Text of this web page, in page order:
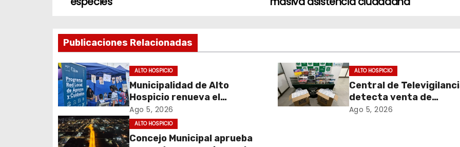
e
g
a
c
i
Publicaciones Relacionadas
ALTO HOSPICIO
Municipalidad de Alto
Hospicio renueva el
Programa Red Local de
Apoyos y Cuidados
Ago 5, 2026
ALTO HOSPICIO
Central de
detecta venta de
cigarrillos de
Ago 5, 2026
ALTO HOSPICIO
Concejo Municipal aprueba